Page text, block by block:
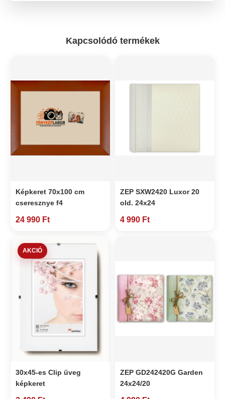
Kapcsolódó termékek
Képkeret 70x100 cm
cseresznye f4
24 990 Ft
ZEP SXW2420 Luxor 20
old. 24x24
4 990 Ft
AKCIÓ
30x45-es Clip üveg
képkeret
ZEP GD242420G Garden
24x24/20